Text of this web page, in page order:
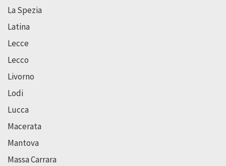
La Spezia
Latina
Lecce
Lecco
Livorno
Lodi
Lucca
Macerata
Mantova
Massa Carrara